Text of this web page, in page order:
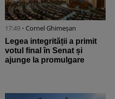
17:49 • Cornel Ghimeșan
Legea integrității a primit
votul final în Senat și
ajunge la promulgare